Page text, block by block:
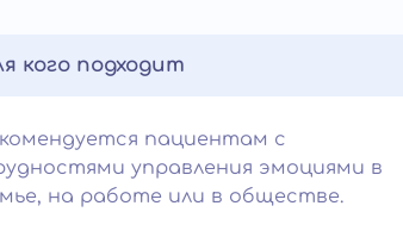
кого подходит
пациентам с
управления эмоциями в
на работе или в обществе.